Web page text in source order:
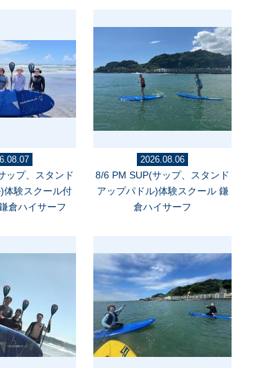
ップ、スタンド
体験スクール付
倉ハイサーフ
2026.08.06
8/6 PM SUP(サップ、スタンド
アップパドル)体験スクール 鎌
倉ハイサーフ